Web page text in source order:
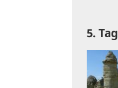
5.